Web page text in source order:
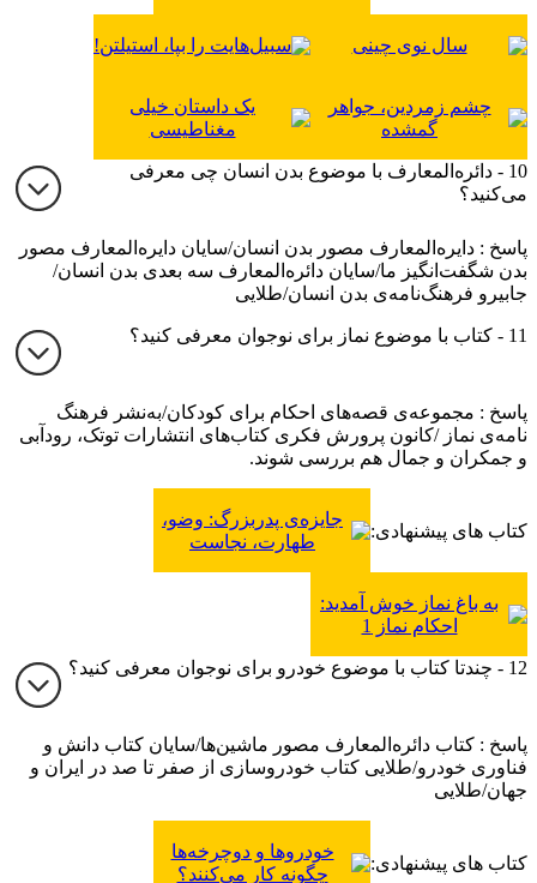
سال نوی چینی سبیل‌هایت را بپا، استیلتن!
چشم زمردین، جواهر
گمشده
یک داستان خیلی
مغناطیسی
10 - دائره‌المعارف با موضوع بدن انسان چی معرفی
می‌کنید؟
پاسخ : دایره‌المعارف مصور بدن انسان/سایان دایره‌المعارف مصور
بدن شگفت‌انگیز ما/سایان دائره‌المعارف سه بعدی بدن انسان/
جابیرو فرهنگ‌نامه‌ی بدن انسان/طلایی
11 - کتاب با موضوع نماز برای نوجوان معرفی کنید؟
پاسخ : مجموعه‌ی قصه‌های احکام برای کودکان/به‌نشر فرهنگ
نامه‌ی نماز /کانون پرورش فکری کتاب‌های انتشارات توتک، رودآبی
و جمکران و جمال هم بررسی شوند.
کتاب های پیشنهادی:
جایزه‌ی پدربزرگ: وضو،
طهارت، نجاست
به باغ نماز خوش آمدید:
احکام نماز 1
12 - چندتا کتاب با موضوع خودرو برای نوجوان معرفی کنید؟
پاسخ : کتاب دائره‌المعارف مصور ماشین‌ها/سایان کتاب دانش و
فناوری خودرو/طلایی کتاب خودروسازی از صفر تا صد در ایران و
جهان/طلایی
کتاب های پیشنهادی:
خودروها و دوچرخه‌ها
چگونه کار می‌کنند؟